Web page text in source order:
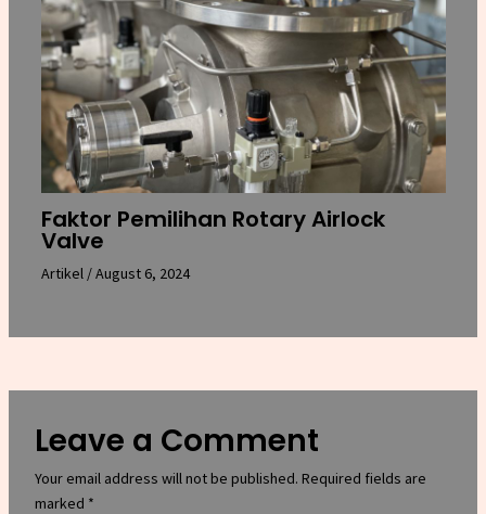
Faktor Pemilihan Rotary Airlock
Valve
Artikel/August 6, 2024
Leave a Comment
Your email address will not be published. Required fields are
marked *